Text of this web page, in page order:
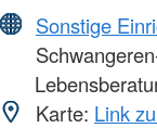
Sonstige
Karte: Link